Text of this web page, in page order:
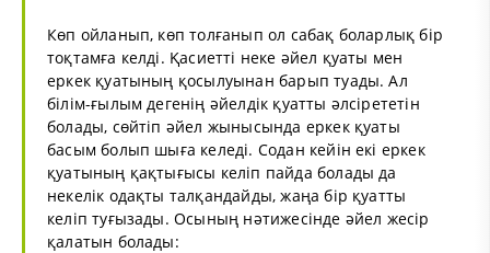
Көп ойланып, көп толғанып ол сабақ боларлық бір
тоқтамға келді. Қасиетті неке әйел қуаты мен
еркек қуатының қосылуынан барып туады. Ал
білім-ғылым дегенің әйелдік қуатты әлсірететін
болады, сөйтіп әйел жынысында еркек қуаты
басым болып шыға келеді. Содан кейін екі еркек
қуатының қақтығысы келіп пайда болады да
некелік одақты талқандайды, жаңа бір қуатты
келіп туғызады. Осының нәтижесінде әйел жесір
қалатын болады: